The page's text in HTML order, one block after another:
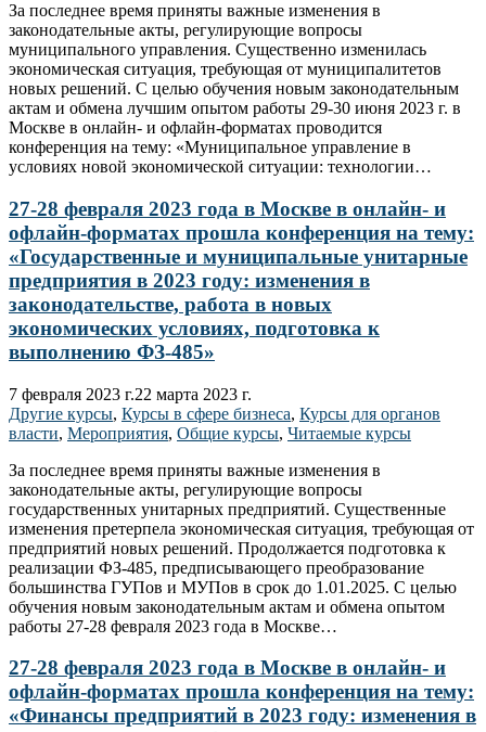
За последнее время приняты важные изменения в
законодательные акты, регулирующие вопросы
муниципального управления. Существенно изменилась
экономическая ситуация, требующая от муниципалитетов
новых решений. С целью обучения новым законодательным
актам и обмена лучшим опытом работы 29-30 июня 2023 г. в
Москве в онлайн- и офлайн-форматах проводится
конференция на тему: «Муниципальное управление в
условиях новой экономической ситуации: технологии…
27-28 февраля 2023 года в Москве в онлайн- и
офлайн-форматах прошла конференция на тему:
«Государственные и муниципальные унитарные
предприятия в 2023 году: изменения в
законодательстве, работа в новых
экономических условиях, подготовка к
выполнению ФЗ-485»
7 февраля 2023 г.22 марта 2023 г.
Другие курсы, Курсы в сфере бизнеса, Курсы для органов
власти, Мероприятия, Общие курсы, Читаемые курсы
За последнее время приняты важные изменения в
законодательные акты, регулирующие вопросы
государственных унитарных предприятий. Существенные
изменения претерпела экономическая ситуация, требующая от
предприятий новых решений. Продолжается подготовка к
реализации ФЗ-485, предписывающего преобразование
большинства ГУПов и МУПов в срок до 1.01.2025. С целью
обучения новым законодательным актам и обмена опытом
работы 27-28 февраля 2023 года в Москве…
27-28 февраля 2023 года в Москве в онлайн- и
офлайн-форматах прошла конференция на тему:
«Финансы предприятий в 2023 году: изменения в